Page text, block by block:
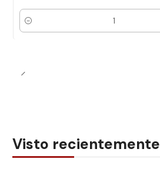
Cantidad
Visto recientemente